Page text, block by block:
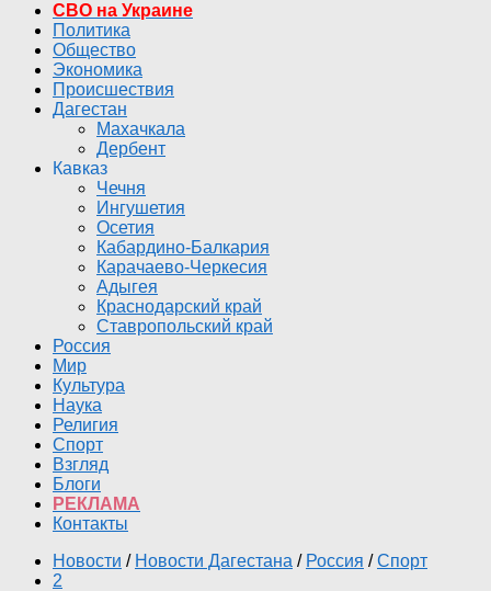
СВО на Украине
Политика
Общество
Экономика
Происшествия
Дагестан
Махачкала
Дербент
Кавказ
Чечня
Ингушетия
Осетия
Кабардино-Балкария
Карачаево-Черкесия
Адыгея
Краснодарский край
Ставропольский край
Россия
Мир
Культура
Наука
Религия
Спорт
Взгляд
Блоги
РЕКЛАМА
Контакты
Новости / Новости Дагестана / Россия / Спорт
2